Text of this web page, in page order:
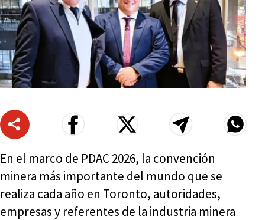
En el marco de PDAC 2026, la convención
minera más importante del mundo que se
realiza cada año en Toronto, autoridades,
empresas y referentes de la industria minera